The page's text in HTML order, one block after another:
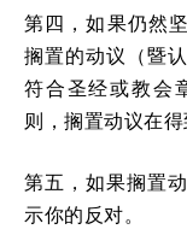
第四，如果仍然
搁置的动议（暨
符合圣经或教会
则，搁置动议在得
第五，如果搁置
示你的反对。